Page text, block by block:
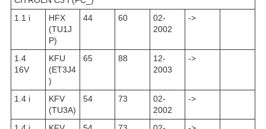
1.1 i
HFX
(TU1J
P)
44 60
02-
2002
->
1.4
16V
KFU
(ET3J4
)
65 88
12-
2003
->
1.4 i
KFV
(TU3A)
54 73
02-
2002
->